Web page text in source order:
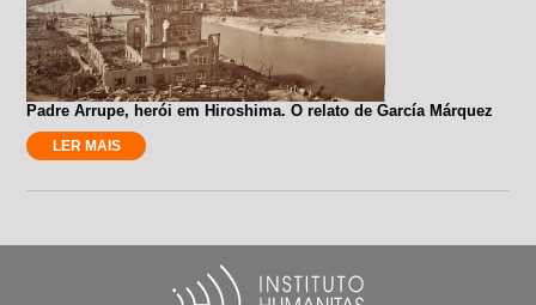
Padre Arrupe, herói em Hiroshima. O relato de García Márquez
LER MAIS